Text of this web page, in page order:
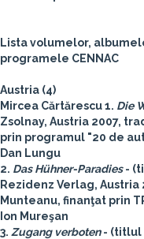
Lista volumelor,
programele CENNAC
Austria (4)
Mircea Cărtărescu1. Die
Zsolnay, Austria 2007,
prin programul "20 de
Dan Lungu
2. Das Hühner-Paradies-
Rezidenz Verlag,
Munteanu, finanţat prin
Ion Mureşan
3. Zugang verboten- (titlul